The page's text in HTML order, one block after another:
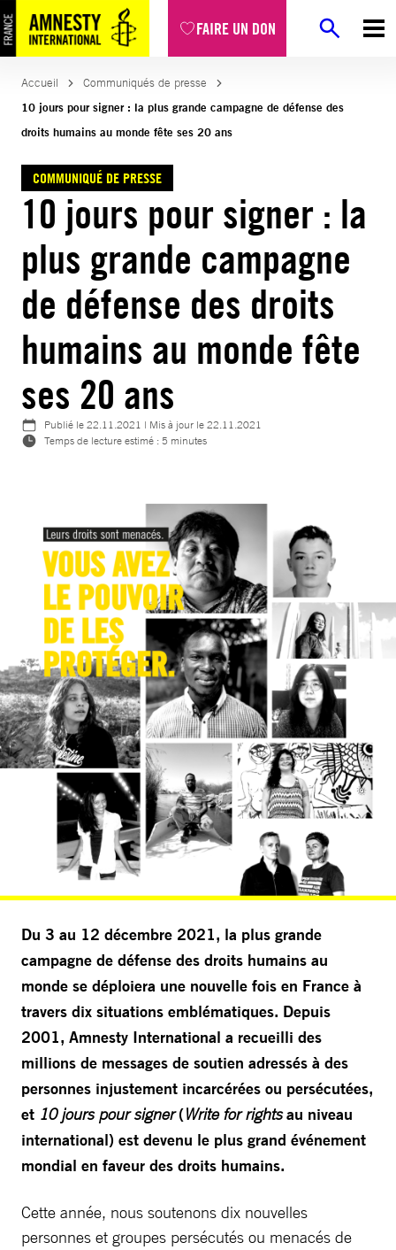
FAIRE UN DON
Aller
au
contenu
Accueil
Communiqués de presse
10 jours pour signer : la plus grande campagne de défense des
droits humains au monde fête ses 20 ans
COMMUNIQUÉ DE PRESSE
10 jours pour signer : la
plus grande campagne
de défense des droits
humains au monde fête
ses 20 ans
Publié le22.11.2021 | Mis à jour le22.11.2021
Temps de lecture estimé : 5 minutes
Du 3 au 12 décembre 2021, la plus grande
campagne de défense des droits humains au
monde se déploiera une nouvelle fois en France à
travers dix situations emblématiques. Depuis
2001, Amnesty International a recueilli des
millions de messages de soutien adressés à des
personnes injustement incarcérées ou persécutées,
et 10 jours pour signer(Write for rightsau niveau
international) est devenu le plus grand événement
mondial en faveur des droits humains.
Cette année, nous soutenons dix nouvelles
personnes et groupes persécutés ou menacés de